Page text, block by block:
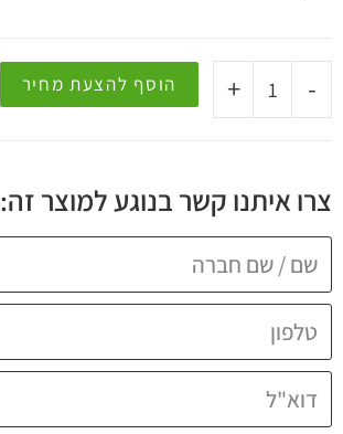
-
+ הוסף להצעת מחיר
צרו איתנו קשר בנוגע למוצר זה: